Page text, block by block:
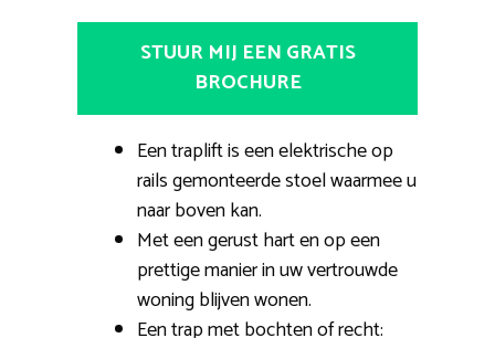
STUUR MIJ EEN GRATIS
BROCHURE
Een traplift is een elektrische op
rails gemonteerde stoel waarmee u
naar boven kan.
Met een gerust hart en op een
prettige manier in uw vertrouwde
woning blijven wonen.
Een trap met bochten of recht: